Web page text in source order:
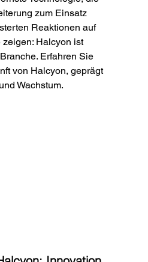
zum Einsatz
Reaktionen auf
Halcyon ist
Erfahren Sie
von Halcyon, geprägt
Wachstum.